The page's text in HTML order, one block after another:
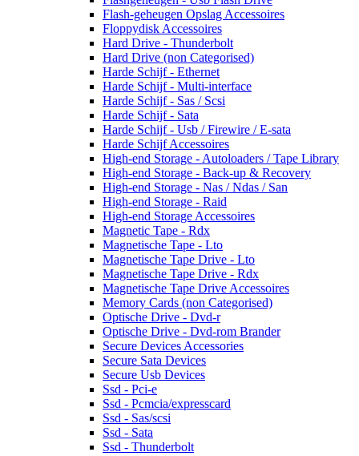
Flash-geheugen Opslag Accessoires
Floppydisk Accessoires
Hard Drive - Thunderbolt
Hard Drive (non Categorised)
Harde Schijf - Ethernet
Harde Schijf - Multi-interface
Harde Schijf - Sas / Scsi
Harde Schijf - Sata
Harde Schijf - Usb / Firewire / E-sata
Harde Schijf Accessoires
High-end Storage - Autoloaders / Tape Library
High-end Storage - Back-up & Recovery
High-end Storage - Nas / Ndas / San
High-end Storage - Raid
High-end Storage Accessoires
Magnetic Tape - Rdx
Magnetische Tape - Lto
Magnetische Tape Drive - Lto
Magnetische Tape Drive - Rdx
Magnetische Tape Drive Accessoires
Memory Cards (non Categorised)
Optische Drive - Dvd-r
Optische Drive - Dvd-rom Brander
Secure Devices Accessories
Secure Sata Devices
Secure Usb Devices
Ssd - Pci-e
Ssd - Pcmcia/expresscard
Ssd - Sas/scsi
Ssd - Sata
Ssd - Thunderbolt